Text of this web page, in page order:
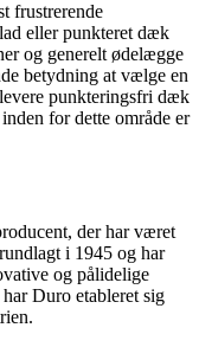
frustrerende
eller punkteret dæk
og generelt ødelægge
betydning at vælge en
punkteringsfri dæk
for dette område er
der har været
i 1945 og har
og pålidelige
Duro etableret sig